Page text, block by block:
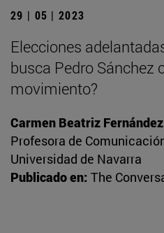
29 | 05 | 2023
Elecciones
busca Pedro Sánchez
movimiento?
Carmen Beatriz Fernández
Profesora de
Universidad de Navarra
Publicado en: The